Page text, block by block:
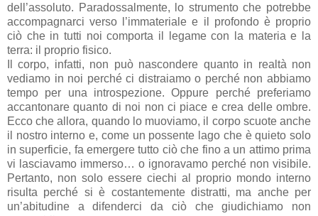
dell’assoluto. Paradossalmente, lo strumento che potrebbe
accompagnarci verso l’immateriale e il profondo è proprio
ciò che in tutti noi comporta il legame con la materia e la
terra: il proprio fisico.
Il corpo, infatti, non può nascondere quanto in realtà non
vediamo in noi perché ci distraiamo o perché non abbiamo
tempo per una introspezione. Oppure perché preferiamo
accantonare quanto di noi non ci piace e crea delle ombre.
Ecco che allora, quando lo muoviamo, il corpo scuote anche
il nostro interno e, come un possente lago che è quieto solo
in superficie, fa emergere tutto ciò che fino a un attimo prima
vi lasciavamo immerso… o ignoravamo perché non visibile.
Pertanto, non solo essere ciechi al proprio mondo interno
risulta perché si è costantemente distratti, ma anche per
un’abitudine a difenderci da ciò che giudichiamo non